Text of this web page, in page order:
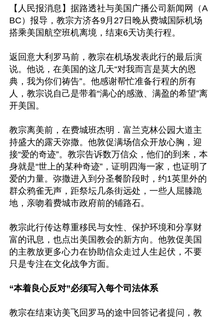
【人民报消息】据路透社与美国广播公司新闻网（A
BC）报导，教宗方济各9月27日晚从费城国际机场
搭乘美国航空班机离境，结束6天访美行程。
返回意大利罗马前，教宗在机场发表此行的最后演
说。他说，在美国的这几天“对我而言是莫大的恩
典，我为你们祷告”。他感谢帮忙准备行程的所有
人，教宗说自己是带着“满心的感激、满盈的希望”离
开美国。
教宗离美前，在费城班杰明．富兰克林公园大道主
持盛大的露天弥撒。他敦促满场信众开放心胸，迎
接“爱的奇迹”。教宗告诉数万信众，他们的到来，本
身就是“世上的某种奇迹”，证明四海一家，也证明了
爱的力量。弥撒进入到分圣餐阶段时，约1英里外的
群众鸦雀无声，距祭坛几条街远处，一些人屈膝跪
地，亲吻着费城市政府前的铺路石。
教宗此行传达尊重移民与女性、保护环境和分享财
富的讯息，也点出美国教会的新方向。他敦促美国
的主教放更多心力在协助信众走过人生起伏，不要
只是专注在文化战争方面。
“本着良心反对”必须写入每个司法体系
教宗在结束访美飞回罗马的途中回答记者提问，教